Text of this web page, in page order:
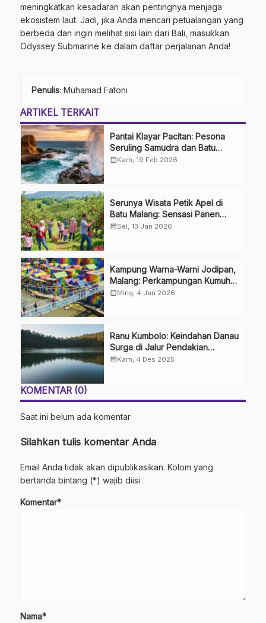
meningkatkan kesadaran akan pentingnya menjaga
ekosistem laut. Jadi, jika Anda mencari petualangan yang
berbeda dan ingin melihat sisi lain dari Bali, masukkan
Odyssey Submarine ke dalam daftar perjalanan Anda!
Penulis: Muhamad Fatoni
ARTIKEL TERKAIT
Pantai Klayar Pacitan: Pesona
Seruling Samudra dan Batu
Sphinx
calendar_monthKam, 19 Feb 2026
Serunya Wisata Petik Apel di
Batu Malang: Sensasi Panen
Langsung dari Pohon
calendar_monthSel, 13 Jan 2026
Kampung Warna-Warni Jodipan,
Malang: Perkampungan Kumuh
yang Disulap Jadi Indah
calendar_monthMing, 4 Jan 2026
Ranu Kumbolo: Keindahan Danau
Surga di Jalur Pendakian
Gunung Semeru
calendar_monthKam, 4 Des 2025
KOMENTAR (0)
Saat ini belum ada komentar
Silahkan tulis komentar Anda
Email Anda tidak akan dipublikasikan. Kolom yang
bertanda bintang (*) wajib diisi
Komentar*
Nama*